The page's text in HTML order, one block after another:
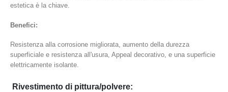
estetica è la chiave.
Benefici:
Resistenza alla corrosione migliorata, aumento della durezza
superficiale e resistenza all'usura, Appeal decorativo, e una superficie
elettricamente isolante.
Rivestimento di pittura/polvere: